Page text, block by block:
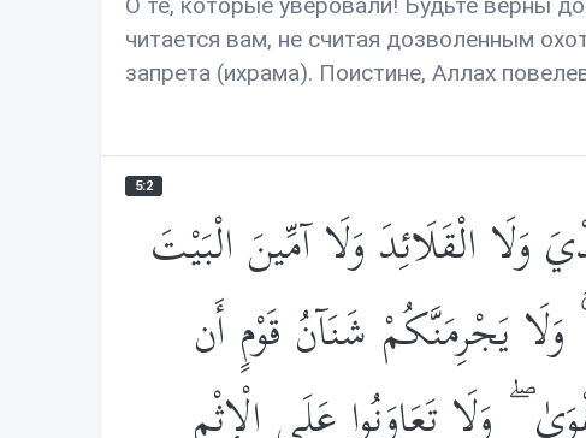
читается вам, не считая дозволенным
запрета (ихрама). Поистине, Аллах
5:2
وَلَا الْقَلَائِدَ وَلَا آمِّينَ الْبَيْتَ
يَجْرِمَنَّكُمْ شَنَآنُ قَوْمٍ أَن